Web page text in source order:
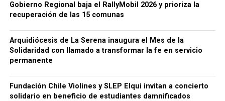
Gobierno Regional baja el RallyMobil 2026 y prioriza la
recuperación de las 15 comunas
Arquidiócesis de La Serena inaugura el Mes de la
Solidaridad con llamado a transformar la fe en servicio
permanente
Fundación Chile Violines y SLEP Elqui invitan a concierto
solidario en beneficio de estudiantes damnificados